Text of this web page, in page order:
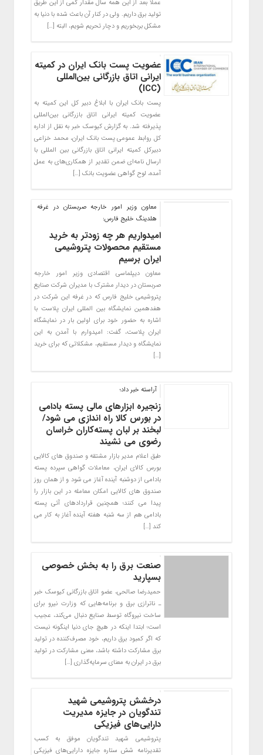
عملا بعد از این همه سال مقدار کمی از این طریق
تولید برق داریم. ولی در کنار آن باعث شده با دنیا به
مشکل بربخوریم و دچار تحریم شویم، البته […]
عضویت پست بانک ایران در کمیته
ایرانی اتاق بازرگانی بین‌المللی
(ICC)
پست بانک ایران با ابلاغ دبیر کل این کمیته به
عضویت کمیته ایرانی اتاق بازرگانی بین‌المللی
پذیرفته شد. به گزارش کیوسک خبر به نقل از اداره
کل روابط عمومی پست بانک ایران، محمد خزاعی
دبیرکل کمیته ایرانی اتاق بازرگانی بین المللی با
ارسال نامه‌ای ضمن تقدیر از همکاری‌های به عمل
آمده، لوح گواهی عضویت بانک […]
معاون وزیر امور خارجه صربستان در غرفه
هلدینگ خلیج فارس:
امیدواریم هر چه زودتر به خرید
مستقیم محصولات پتروشیمی
ایران برسیم
معاون دیپلماسی اقتصادی وزیر امور خارجه
صربستان در دیدار مشترک با مدیران شرکت صنایع
پتروشیمی خلیج فارس که در غرفه این شرکت در
هفدهمین نمایشگاه بین المللی ایران پلاست با
اشاره به حضور خود برای اولین بار در نمایشگاه
ایران پلاست، گفت: امیدوارم با آمدن به این
نمایشگاه و دیدار مستقیم، مشکلاتی که برای خرید
[…]
آراسته خبر داد؛
زنجیره ابزارهای مالی پسته بادامی
در بورس کالا راه اندازی می شود/
لبخند بر لبان پسته‌کاران خراسان
رضوی می نشیند
طبق اعلام مدیر بازار مشتقه و صندوق های کالایی
بورس کالای ایران، معاملات گواهی سپرده پسته
بادامی از دوشنبه آینده آغاز می شود و از همان روز
صندوق های کالایی امکان معامله در این بازار را
پیدا می کنند؛ همچنین قراردادهای آتی پسته
بادامی هم از سه شنبه هفته آینده آغاز به کار می
کند […]
صنعت برق را به بخش خصوصی
بسپارید
حمیدرضا صالحی، عضو اتاق بازرگانی کیوسک خبر
ـ ناترازی برق و برنامه‌هایی که وزارت نیرو برای
ساخت نیروگاه توسط صنایع دنبال می‌کند، عجیب
است؛ ابتدا اینکه در هیچ جای دنیا اینگونه نیست
که اگر کمبود برق داریم، خود مصرف‌کننده در تولید
برق مشارکت داشته باشد، معنی مشارکت در تولید
برق در ایران به معنای سرمایه‌گذاری […]
درخشش پتروشیمی شهید
تندگویان در جایزه مدیریت
دارایی‌های فیزیکی
پتروشیمی شهید تندگویان موفق به کسب
تقدیرنامه شش ستاره جایزه دارایی‌های فیزیکی